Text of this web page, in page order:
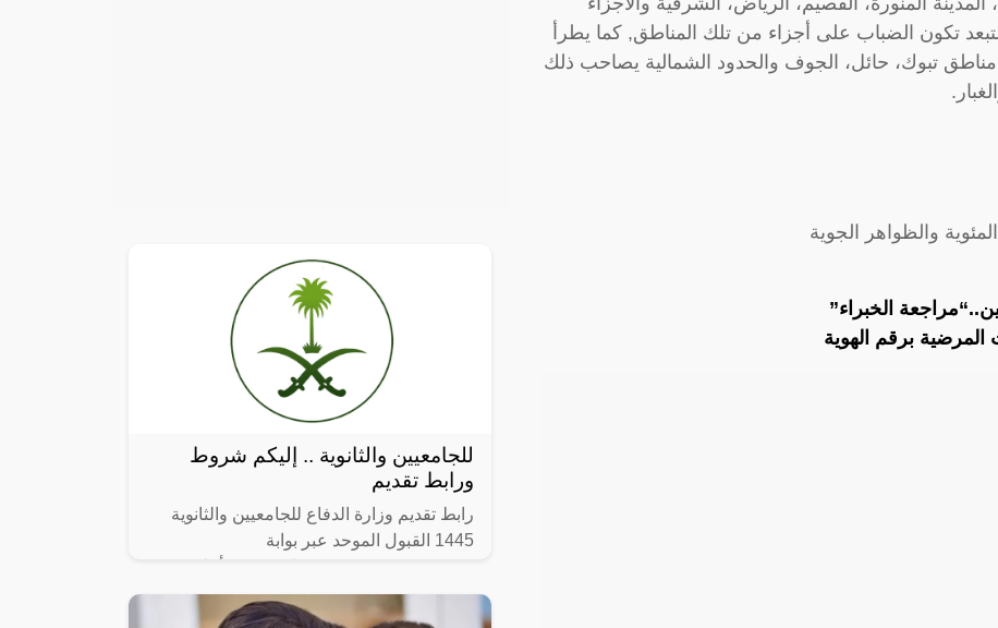
تكون الضباب على أجزاء من تلك المناطق, كما يطرأ
تبوك، حائل، الجوف والحدود الشمالية يصاحب ذلك
والظواهر الجوية
الخبراء”
المرضية برقم الهوية
للجامعيين والثانوية .. إليكم شروط
ورابط تقديم
رابط تقديم وزارة الدفاع للجامعيين والثانوية
1445 القبول الموحد عبر بوابة
وزارة الدفاع بالمملكة العربية السعودية متمثلة